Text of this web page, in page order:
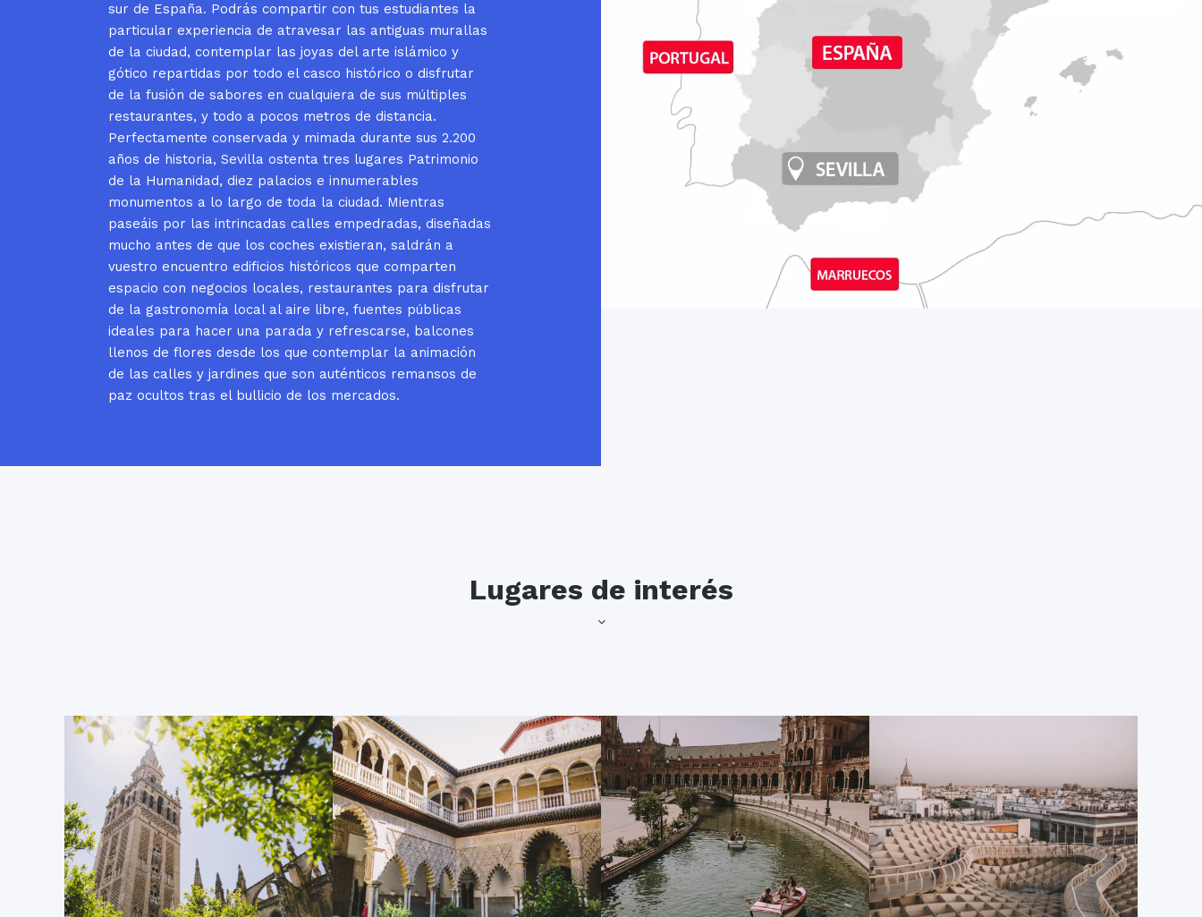
sur de España. Podrás compartir con tus estudiantes la
particular experiencia de atravesar las antiguas murallas
de la ciudad, contemplar las joyas del arte islámico y
gótico repartidas por todo el casco histórico o disfrutar
de la fusión de sabores en cualquiera de sus múltiples
restaurantes, y todo a pocos metros de distancia.
Perfectamente conservada y mimada durante sus 2.200
años de historia, Sevilla ostenta tres lugares Patrimonio
de la Humanidad, diez palacios e innumerables
monumentos a lo largo de toda la ciudad. Mientras
paseáis por las intrincadas calles empedradas, diseñadas
mucho antes de que los coches existieran, saldrán a
vuestro encuentro edificios históricos que comparten
espacio con negocios locales, restaurantes para disfrutar
de la gastronomía local al aire libre, fuentes públicas
ideales para hacer una parada y refrescarse, balcones
llenos de flores desde los que contemplar la animación
de las calles y jardines que son auténticos remansos de
paz ocultos tras el bullicio de los mercados.
Lugares de interés
Barrio Santa Cruz
Situadas a tan sólo tres minutos a pie de Centro MundoLengua, las callejuelas del
antiguo barrio judío serpentean entre edificios históricos y plazas repletas de
naranjos. Aquí encontraréis tiendas con verdadero sabor andaluz: no debéis
olvidar adquirir algún recuerdo de vuestro viaje, como una bolsa de té con
reminiscencias árabes o un azulejo de cerámica. Es el lugar perfecto para
empaparse de la historia de Sevilla y sentir que habéis viajado atrás en el
tiempo.
En este pintoresco lugar se rodó una escena de la saga de “La Guerra de las
Galaxias”. Es un edificio semicircular abierto a una gran plaza con una
espectacular fuente y un canal atravesado por cuatro puentes recubiertos de
cerámica. ¡Anímate a surcar sus aguas con tus estudiantes en uno de los botes de
alquiler para turistas! Después, acércate al Parque de María Luisa: un pulmón
verde de 40 hectáreas con majestuosos jardines por los que no dejan de pasar
coches de caballos. Una estampa típicamente andaluza, donde también hay
lugar para el disfrute de la naturaleza: en este parque vive la mayor diversidad
de aves de toda Europa. Para tus alumnos será el sitio perfecto para paseos en